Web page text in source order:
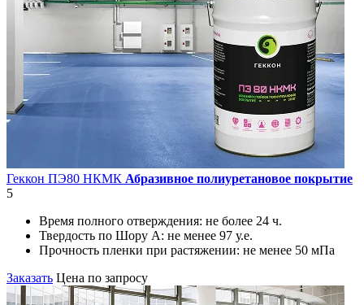
Геккон ПЭ80 НКМК Абразивное полиуретановое покрытие
5
Время полного отверждения: не более 24 ч.
Твердость по Шору А: не менее 97 у.е.
Прочность пленки при растяжении: не менее 50 мПа
Заказать Цена по запросу